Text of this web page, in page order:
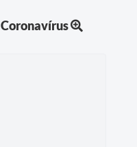
Coronavírus